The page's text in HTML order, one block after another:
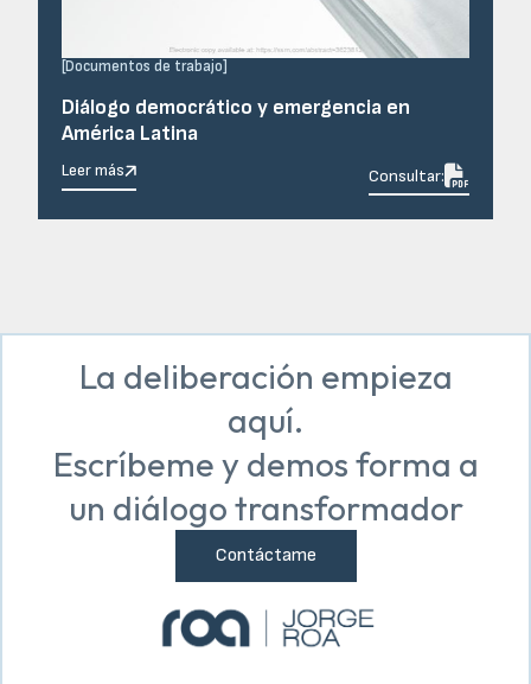
[Documentos de trabajo]
Diálogo democrático y emergencia en
América Latina
Leer más Consultar: 
La deliberación empieza
aquí.
Escríbeme y demos forma a
un diálogo transformador
Contáctame